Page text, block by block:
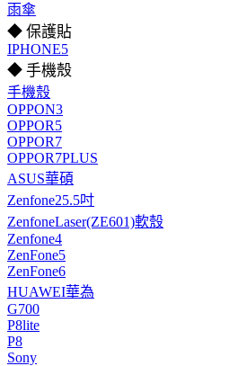
雨傘
◆ 保護貼
IPHONE5
◆ 手機殼
手機殼
OPPON3
OPPOR5
OPPOR7
OPPOR7PLUS
ASUS華碩
Zenfone25.5吋
ZenfoneLaser(ZE601)軟殼
Zenfone4
ZenFone5
ZenFone6
HUAWEI華為
G700
P8lite
P8
Sony